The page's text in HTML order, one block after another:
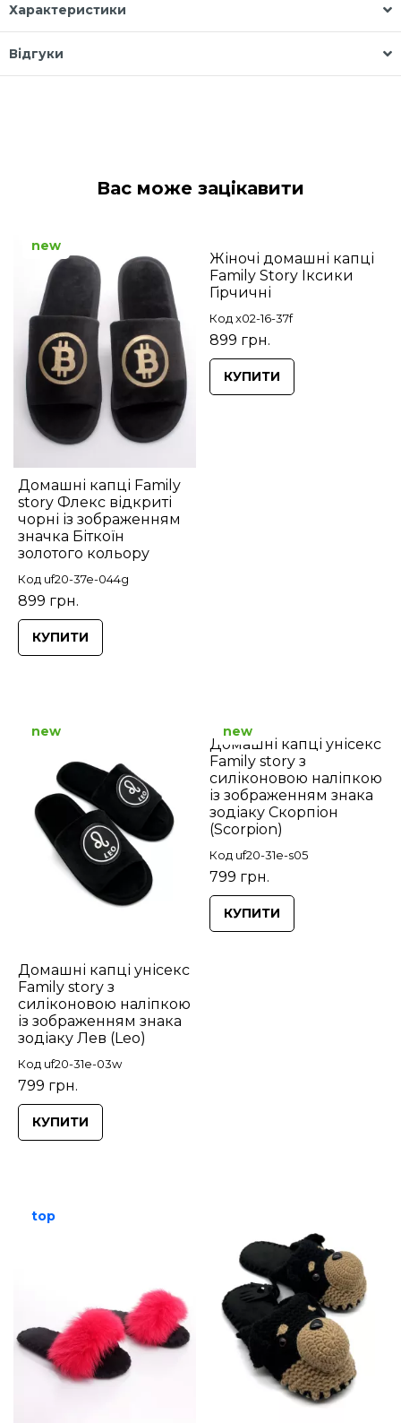
Характеристики
Відгуки
Вас може зацікавити
Домашні капці Family
story Флекс відкриті
чорні із зображенням
значка Біткоїн
золотого кольору
Код uf20-37e-044g
899 грн.
new
КУПИТИ
Жіночі домашні капці
Family Story Іксики
Гірчичні
Код x02-16-37f
899 грн.
КУПИТИ
Домашні капці унісекс
Family story з
силіконовою наліпкою
із зображенням знака
зодіаку Лев (Leo)
Код uf20-31e-03w
799 грн.
new
КУПИТИ
Домашні капці унісекс
Family story з
силіконовою наліпкою
із зображенням знака
зодіаку Скорпіон
(Scorpion)
Код uf20-31e-s05
799 грн.
new
КУПИТИ
top